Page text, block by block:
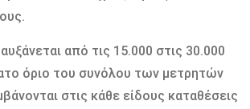
από τις 15.000 στις 30.000
όριο του συνόλου των μετρητών
στις κάθε είδους καταθέσεις